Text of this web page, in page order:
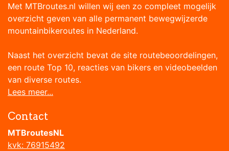
Met MTBroutes.nl willen wij een zo compleet mogelijk
overzicht geven van alle permanent bewegwijzerde
mountainbikeroutes in Nederland.
Naast het overzicht bevat de site routebeoordelingen,
een route Top 10, reacties van bikers en videobeelden
van diverse routes.
Lees meer...
Contact
MTBroutesNL
kvk: 76915492